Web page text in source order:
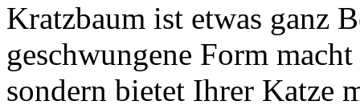
Kratzbaum ist etwas ganz
geschwungene Form
sondern bietet Ihrer Katze